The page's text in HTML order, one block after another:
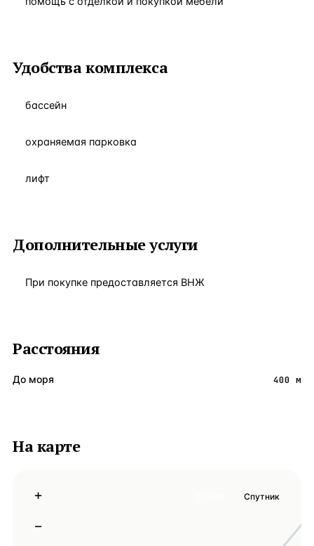
Удобства комплекса
бассейн
охраняемая парковка
лифт
Дополнительные услуги
При покупке предоставляется ВНЖ
Расстояния
До моря 400 м
На карте
+
−
Спутник